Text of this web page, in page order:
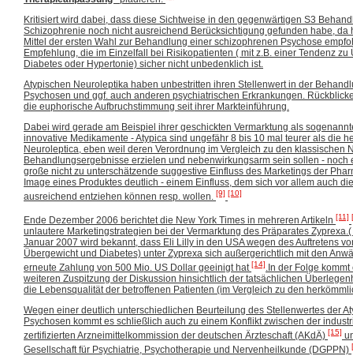
Kritisiert wird dabei, dass diese Sichtweise in den gegenwärtigen S3
Schizophrenie noch nicht ausreichend Berücksichtigung gefunden habe, da
Mittel der ersten Wahl zur Behandlung einer schizophrenen Psychose
Empfehlung, die im Einzelfall bei Risikopatienten ( mit z.B. einer Tendenz
Diabetes oder Hypertonie) sicher nicht unbedenklich ist.
Atypischen Neuroleptika haben unbestritten ihren Stellenwert in der
Psychosen und ggf. auch anderen psychiatrischen Erkrankungen.
die euphorische Aufbruchstimmung seit ihrer Markteinführung.
Dabei wird gerade am Beispiel ihrer geschickten Vermarktung als
innovative Medikamente - Atypica sind ungefähr 8 bis 10 mal teurer als die
Neuroleptica, eben weil deren Verordnung im Vergleich zu den klassischen
Behandlungsergebnisse erzielen und nebenwirkungsarm sein sollen - noch
große nicht zu unterschätzende suggestive Einfluss des Marketings der
Image eines Produktes deutlich - einem Einfluss, dem sich vor allem auch
ausreichend entziehen können resp. wollen. [9] [10]
Ende Dezember 2006 berichtet die New York Times in mehreren Artikeln [11]
unlautere Marketingstrategien bei der Vermarktung des Präparates
Januar 2007 wird bekannt, dass Eli Lilly in den USA wegen des Auftretens
Übergewicht und Diabetes) unter Zyprexa sich außergerichtlich mit den
erneute Zahlung von 500 Mio. US Dollar geeinigt hat[14].In der Folge
weiteren Zuspitzung der Diskussion hinsichtlich der tatsächlichen
die Lebensqualität der betroffenen Patienten (im Vergleich zu den
Wegen einer deutlich unterschiedlichen Beurteilung des Stellenwertes der
Psychosen kommt es schließlich auch zu einem Konflikt zwischen der
zertifizierten Arzneimittelkommission der deutschen Ärzteschaft (AKdÄ) [15]
Gesellschaft für Psychiatrie, Psychotherapie und Nervenheilkunde (DGPPN)